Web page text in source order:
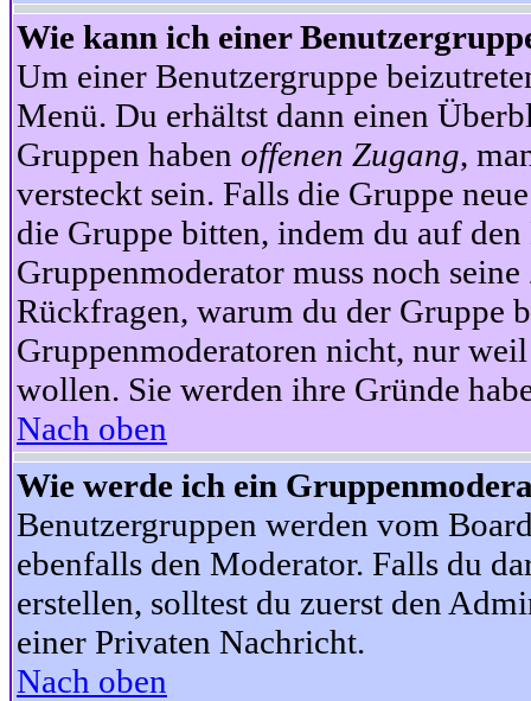
Wie kann ich einer
Um einer Benutzergruppe
Menü. Du erhältst dann einen
Gruppen haben offenen Zugang,
versteckt sein. Falls die Gruppe
die Gruppe bitten, indem du auf
Gruppenmoderator muss noch
Rückfragen, warum du der Gruppe
Gruppenmoderatoren nicht, nur
wollen. Sie werden ihre Gründe
Nach oben
Wie werde ich ein
Benutzergruppen werden vom
ebenfalls den Moderator. Falls du
erstellen, solltest du zuerst den
einer Privaten Nachricht.
Nach oben